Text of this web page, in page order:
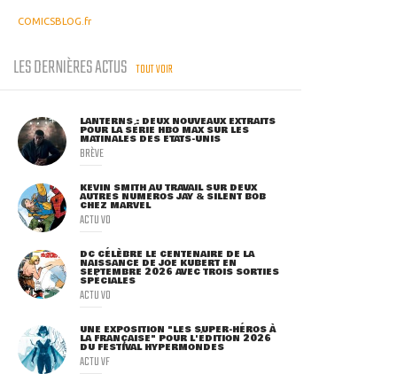
COMICSBLOG.fr
LES DERNIÈRES ACTUS TOUT VOIR
LANTERNS : DEUX NOUVEAUX EXTRAITS
POUR LA SÉRIE HBO MAX SUR LES
MATINALES DES ETATS-UNIS
BRÈVE
KEVIN SMITH AU TRAVAIL SUR DEUX
AUTRES NUMÉROS JAY & SILENT BOB
CHEZ MARVEL
ACTU VO
DC CÉLÈBRE LE CENTENAIRE DE LA
NAISSANCE DE JOE KUBERT EN
SEPTEMBRE 2026 AVEC TROIS SORTIES
SPÉCIALES
ACTU VO
UNE EXPOSITION "LES SUPER-HÉROS À
LA FRANÇAISE" POUR L'ÉDITION 2026
DU FESTIVAL HYPERMONDES
ACTU VF